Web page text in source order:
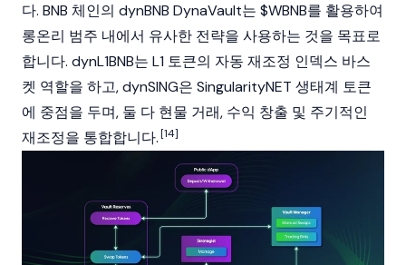
다. BNB 체인의 dynBNB DynaVault는 $WBNB를 활용하여
롱온리 범주 내에서 유사한 전략을 사용하는 것을 목표로
합니다. dynL1BNB는 L1 토큰의 자동 재조정 인덱스 바스
켓 역할을 하고, dynSING은 SingularityNET 생태계 토큰
에 중점을 두며, 둘 다 현물 거래, 수익 창출 및 주기적인
재조정을 통합합니다.[14]